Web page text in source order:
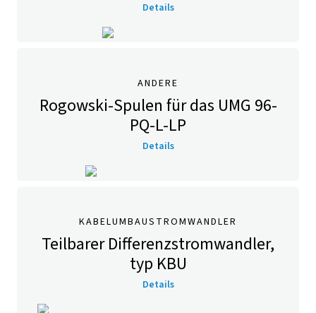
Details
ANDERE
Rogowski-Spulen für das UMG 96-
PQ-L-LP
Details
KABELUMBAUSTROMWANDLER
Teilbarer Differenzstromwandler,
typ KBU
Details